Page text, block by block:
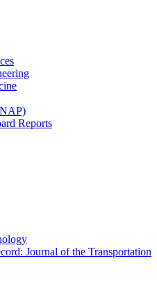
Reports
Journal of the Transportation